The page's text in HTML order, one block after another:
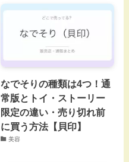
なでそりの種類は4つ！通
常版とトイ・ストーリー
限定の違い・売り切れ前
に買う方法【貝印】
美容